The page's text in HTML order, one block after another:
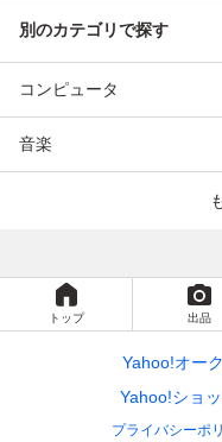
別のカテゴリで探す
コンピュータ
音楽
トップ 出品
Yahoo!オー
Yahoo!ショ
プライバシーポ